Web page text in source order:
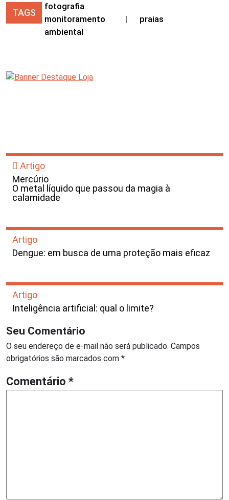
TAGS
fotografia
monitoramento
ambiental
| praias
Artigo
Mercúrio
O metal líquido que passou da magia à
calamidade
Artigo
Dengue: em busca de uma proteção mais eficaz
Artigo
Inteligência artificial: qual o limite?
Seu Comentário
O seu endereço de e-mail não será publicado. Campos
obrigatórios são marcados com *
Comentário *